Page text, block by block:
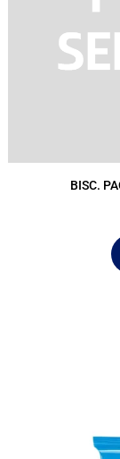
BISC.